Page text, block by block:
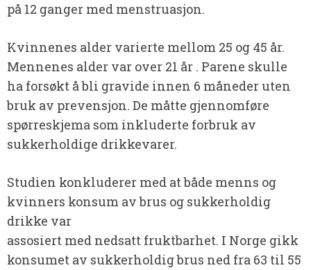
på 12 ganger med menstruasjon.
Kvinnenes alder varierte mellom 25 og 45 år.
Mennenes alder var over 21 år . Parene skulle
ha forsøkt å bli gravide innen 6 måneder uten
bruk av prevensjon. De måtte gjennomføre
spørreskjema som inkluderte forbruk av
sukkerholdige drikkevarer.
Studien konkluderer med at både menns og
kvinners konsum av brus og sukkerholdig
drikke var
assosiert med nedsatt fruktbarhet. I Norge gikk
konsumet av sukkerholdig brus ned fra 63 til 55